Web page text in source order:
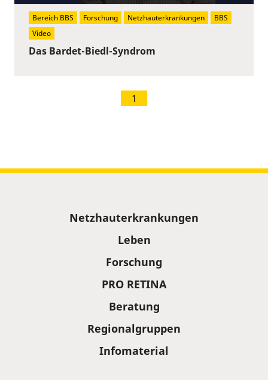
Das Bardet-Biedl-Syndrom
Bereich BBS Forschung Netzhauterkrankungen
BBS
Video
1
Netzhauterkrankungen
Leben
Forschung
PRO RETINA
Beratung
Regionalgruppen
Infomaterial